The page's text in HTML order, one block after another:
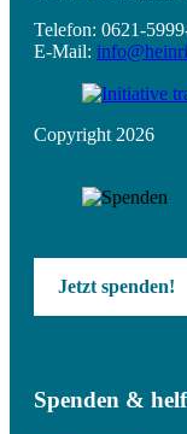
Telefon: 0621-
E-Mail:
Copyright 2026
Jetzt spenden!
Spenden &